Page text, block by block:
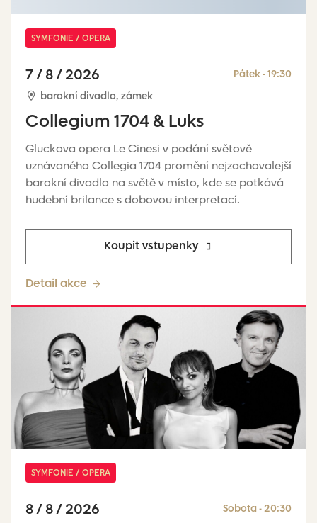
Collegium 1704 & Luks
Gluckova opera Le Cinesi v podání světově
uznávaného Collegia 1704 promění nejzachovalejší
barokní divadlo na světě v místo, kde se potkává
hudební brilance s dobovou interpretací.
SYMFONIE / OPERA
7 / 8 / 2026
Pátek - 19:30
barokní divadlo, zámek
Koupit vstupenky
Detail akce
SYMFONIE / OPERA
8 / 8 / 2026
Sobota - 20:30